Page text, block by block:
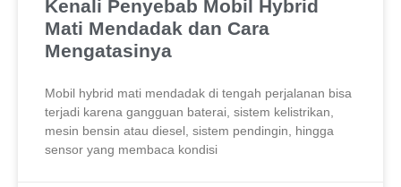
Kenali Penyebab Mobil Hybrid
Mati Mendadak dan Cara
Mengatasinya
Mobil hybrid mati mendadak di tengah perjalanan bisa
terjadi karena gangguan baterai, sistem kelistrikan,
mesin bensin atau diesel, sistem pendingin, hingga
sensor yang membaca kondisi